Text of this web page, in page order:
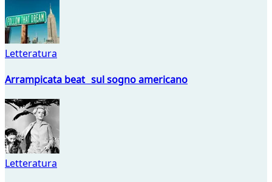
Letteratura
Arrampicata beat sul sogno americano
Letteratura